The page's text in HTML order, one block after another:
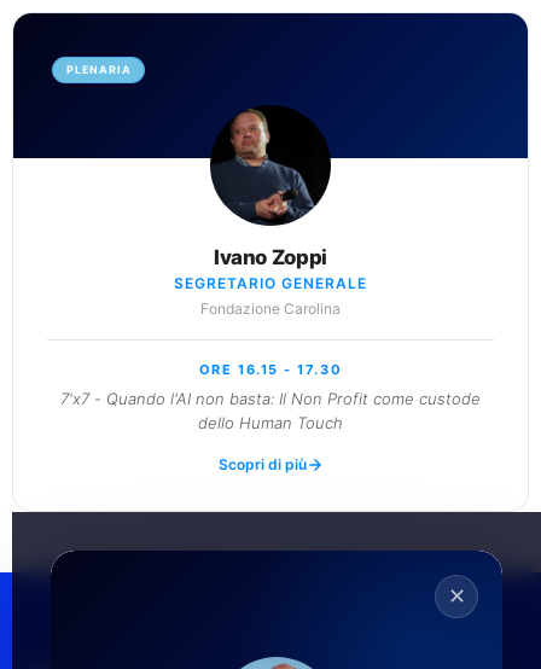
PLENARIA
Ivano Zoppi
SEGRETARIO GENERALE
Fondazione Carolina
ORE 16.15 - 17.30
7'x7 - Quando l'AI non basta: Il Non Profit come custode
dello Human Touch
Scopri di più
✕